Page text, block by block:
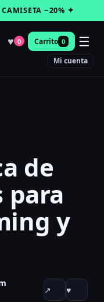
CAMISETA −20% ✦
♥ 0 Carrito 0 ☰
Mi cuenta
de
para
y
↗ ♥